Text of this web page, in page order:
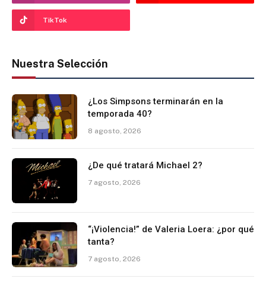
TikTok
Nuestra Selección
¿Los Simpsons terminarán en la
temporada 40?
8 agosto, 2026
¿De qué tratará Michael 2?
7 agosto, 2026
“¡Violencia!” de Valeria Loera: ¿por qué
tanta?
7 agosto, 2026